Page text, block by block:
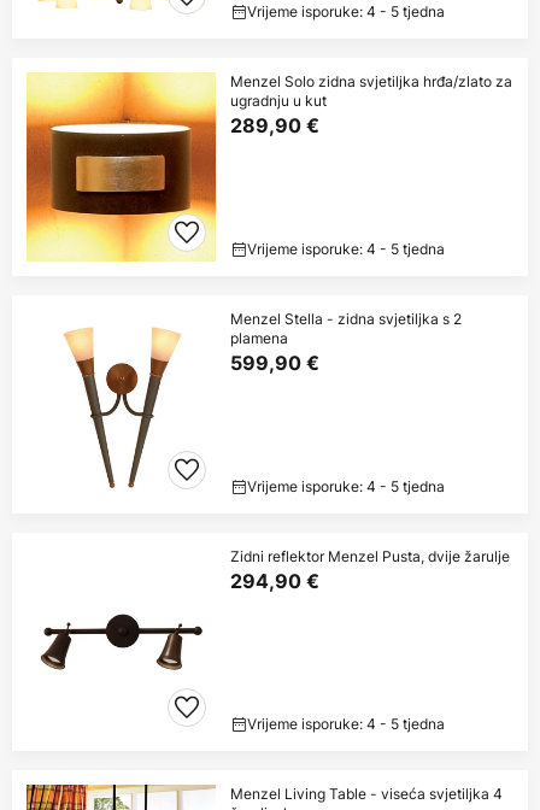
Vrijeme isporuke: 4 - 5 tjedna
Menzel Solo zidna svjetiljka hrđa/zlato za
ugradnju u kut
289,90 €
Vrijeme isporuke: 4 - 5 tjedna
Menzel Stella - zidna svjetiljka s 2
plamena
599,90 €
Vrijeme isporuke: 4 - 5 tjedna
Zidni reflektor Menzel Pusta, dvije žarulje
294,90 €
Vrijeme isporuke: 4 - 5 tjedna
Menzel Living Table - viseća svjetiljka 4